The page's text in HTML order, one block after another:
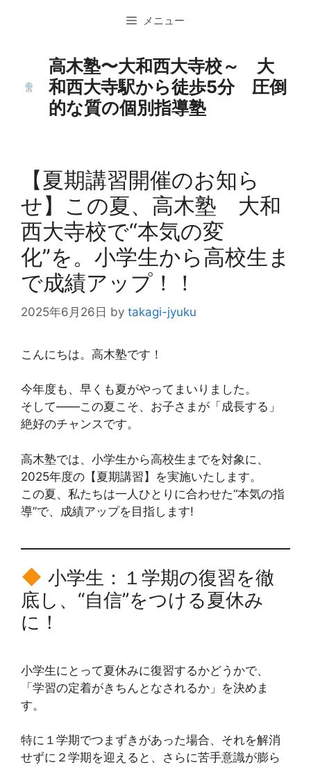
メニュー
高木塾〜大和西大寺校～ 大
和西大寺駅から徒歩5分 圧倒
的な質の個別指導塾
【夏期講習開催のお知ら
せ】この夏、高木塾 大和
西大寺校で“本気の変
化”を。小学生から高校生ま
で成績アップ！！
2025年6月26日 by takagi-jyuku
こんにちは。高木塾です！
今年度も、早くも夏がやってまいりました。
そして――この夏こそ、お子さまが「成長する」
絶好のチャンスです。
高木塾では、小学生から高校生までを対象に、
2025年度の【夏期講習】を実施いたします。
この夏、私たちは一人ひとりに合わせた“本気の指
導”で、成績アップを目指します!
小学生：１学期の復習を徹
底し、“自信”をつける夏休み
に！
小学生にとって夏休みに復習するかどうかで、
「学習の定着がきちんとなされるか」を決めま
す。
特に１学期でつまずきがあった場合、それを解消
せずに２学期を迎えると、さらに苦手意識が膨ら